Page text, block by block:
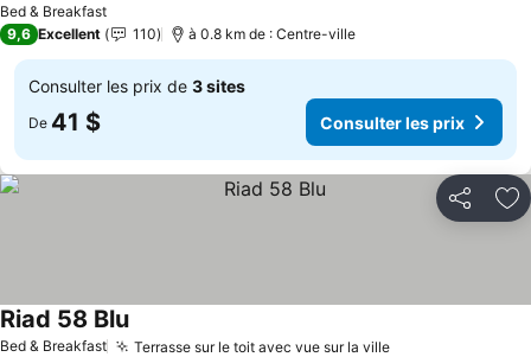
Bed & Breakfast
9,6 Excellent 110 à 0.8 km de : Centre-ville
Consulter les prix de 3 sites
De 41 $ Consulter les prix
Partager
Bed & Breakfast Terrasse sur le toit avec vue sur la ville
Riad 58 Blu